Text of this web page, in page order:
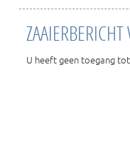
U heeft geen toegang